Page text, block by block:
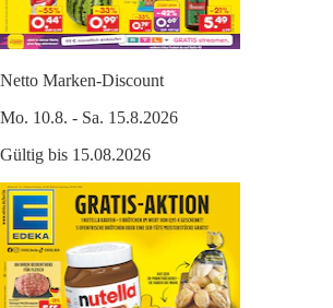
Netto Marken-Discount
Mo. 10.8. - Sa. 15.8.2026
Gültig bis 15.08.2026